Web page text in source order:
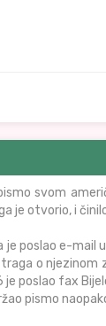
svom
je otvorio, i
je poslao e-mail
traga o
poslao fax
pismo